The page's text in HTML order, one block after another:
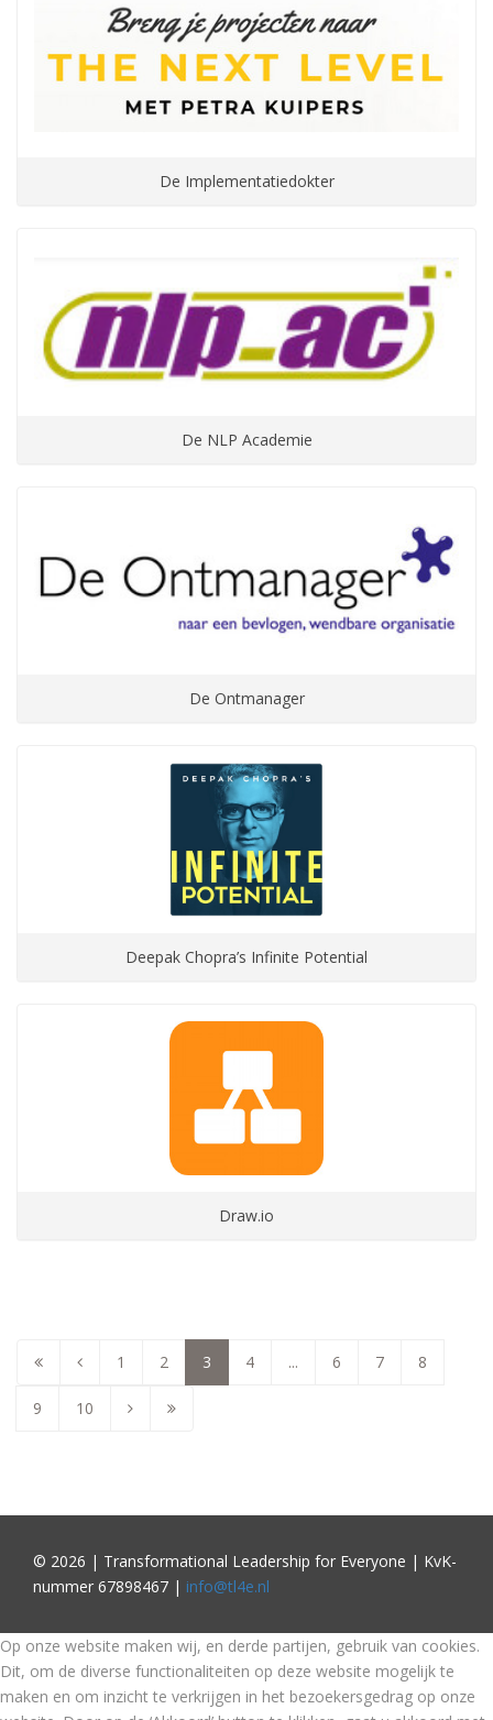
De Implementatiedokter
De NLP Academie
De Ontmanager
Deepak Chopra’s Infinite Potential
Draw.io
1 2 3 4 ... 6 7 8
9 10
© 2026 | Transformational Leadership for Everyone | KvK-
nummer 67898467 | info@tl4e.nl
Op onze website maken wij, en derde partijen, gebruik van cookies.
Dit, om de diverse functionaliteiten op deze website mogelijk te
maken en om inzicht te verkrijgen in het bezoekersgedrag op onze